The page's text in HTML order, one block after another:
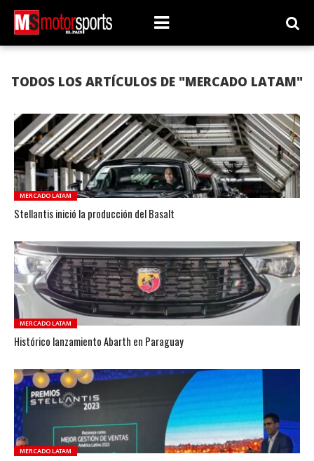
TODOS LOS ARTÍCULOS DE "MERCADO LATAM"
MERCADO LATAM
Stellantis inició la producción del Basalt
MERCADO LATAM
Histórico lanzamiento Abarth en Paraguay
MERCADO LATAM